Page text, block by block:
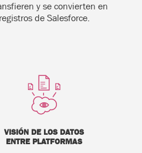
y se convierten en
registros de Salesforce.
VISIÓN DE LOS DATOS
ENTRE PLATFORMAS